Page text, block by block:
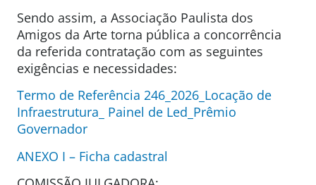
Sendo assim, a Associação Paulista dos
Amigos da Arte torna pública a concorrência
da referida contratação com as seguintes
exigências e necessidades:
Termo de Referência 246_2026_Locação de
Infraestrutura_ Painel de Led_Prêmio
Governador
ANEXO I – Ficha cadastral